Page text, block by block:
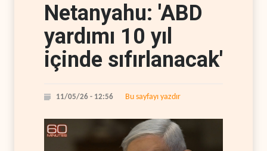
Netanyahu: 'ABD
yardımı 10 yıl
içinde sıfırlanacak'
11/05/26 - 12:56 Bu sayfayı yazdır